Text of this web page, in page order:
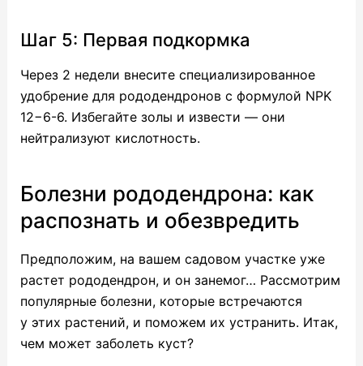
Шаг 5: Первая подкормка
Через 2 недели внесите специализированное
удобрение для рододендронов с формулой NPK
12−6-6. Избегайте золы и извести — они
нейтрализуют кислотность.
Болезни рододендрона: как
распознать и обезвредить
Предположим, на вашем садовом участке уже
растет рододендрон, и он занемог… Рассмотрим
популярные болезни, которые встречаются
у этих растений, и поможем их устранить. Итак,
чем может заболеть куст?